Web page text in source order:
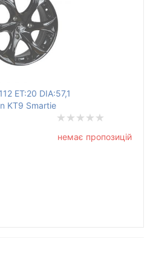
ET:20 DIA:57,1
KT9 Smartie
немає пропозицій